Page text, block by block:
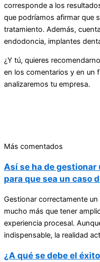
corresponde a los
que podríamos afirmar que
tratamiento. Además,
endodoncia, implantes
¿Y tú, quieres
en los comentarios y en un
analizaremos tu empresa.
Más comentados
Así se ha de gestionar
para que sea un caso
Gestionar correctamente
mucho más que tener
experiencia procesal.
indispensable, la realidad
¿A qué se debe el